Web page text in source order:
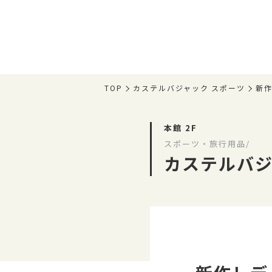
TOP カステルバジャック スポーツ 新
本館 2F
スポーツ・旅行用品/
カステルバ